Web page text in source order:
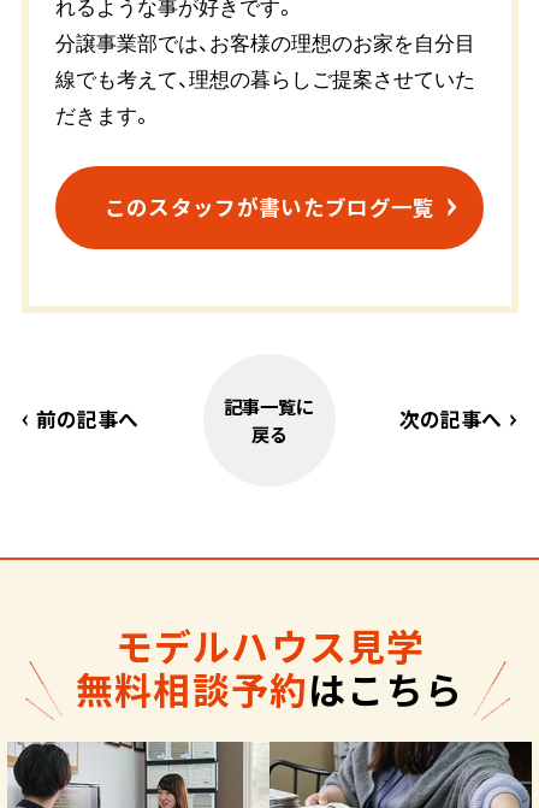
れるような事が好きです。
分譲事業部では、お客様の理想のお家を自分目
線でも考えて、理想の暮らしご提案させていた
だきます。
このスタッフが書いたブログ一覧
前の記事へ
記事一覧に
戻る
次の記事へ
モデルハウス見学
無料相談予約はこちら